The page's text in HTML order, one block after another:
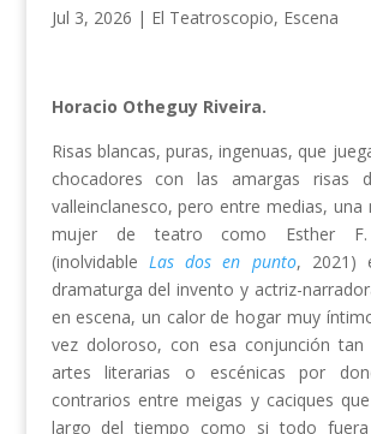
Jul 3, 2026 | El Teatroscopio, Escena
Horacio Otheguy Riveira.
Risas blancas, puras, ingenuas, que
chocadores con las amargas risas
valleinclanesco, pero entre medias, una
mujer de teatro como Esther F.
(inolvidable Las dos en punto, 2021)
dramaturga del invento y actriz-
en escena, un calor de hogar muy
vez doloroso, con esa conjunción tan
artes literarias o escénicas por
contrarios entre meigas y caciques
largo del tiempo como si todo